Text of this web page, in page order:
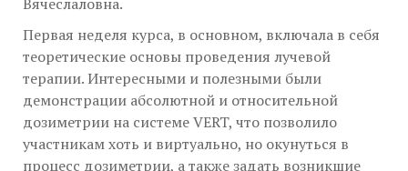
Первая неделя курса, в основном, включала в себя
теоретические основы проведения лучевой
терапии. Интересными и полезными были
демонстрации абсолютной и относительной
дозиметрии на системе VERT, что позволило
участникам хоть и виртуально, но окунуться в
процесс дозиметрии, а также задать возникшие